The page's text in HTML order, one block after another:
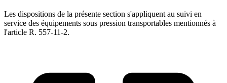
Les dispositions de la présente section s'appliquent au suivi en
service des équipements sous pression transportables mentionnés à
l'article R. 557-11-2.